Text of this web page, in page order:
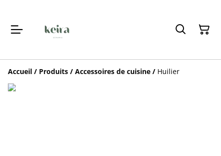
Accueil / Produits / Accessoires de cuisine / Huilier